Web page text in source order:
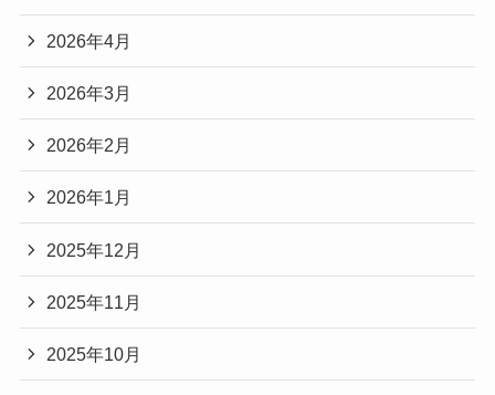
2026年4月
2026年3月
2026年2月
2026年1月
2025年12月
2025年11月
2025年10月